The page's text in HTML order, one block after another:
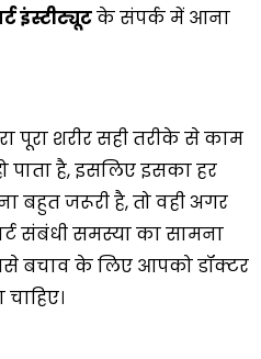
इंस्टीट्यूटके संपर्क में आना
पूरा शरीर सही तरीके से काम
पाता है, इसलिए इसका हर
बहुत जरूरी है, तो वही अगर
संबंधी समस्या का सामना
बचाव के लिए आपको डॉक्टर